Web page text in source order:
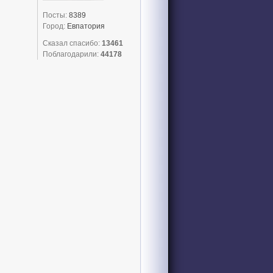
Посты: 8389
Город: Евпатория
Сказал спасибо: 13461
Поблагодарили: 44178